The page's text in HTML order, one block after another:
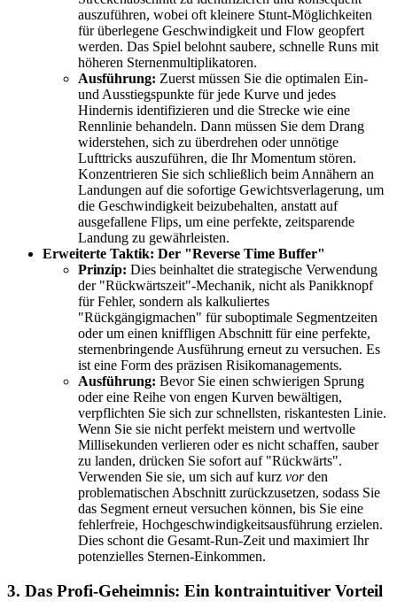
auszuführen, wobei oft kleinere Stunt-Möglichkeiten
für überlegene Geschwindigkeit und Flow geopfert
werden. Das Spiel belohnt saubere, schnelle Runs mit
höheren Sternenmultiplikatoren.
Ausführung: Zuerst müssen Sie die optimalen Ein-
und Ausstiegspunkte für jede Kurve und jedes
Hindernis identifizieren und die Strecke wie eine
Rennlinie behandeln. Dann müssen Sie dem Drang
widerstehen, sich zu überdrehen oder unnötige
Lufttricks auszuführen, die Ihr Momentum stören.
Konzentrieren Sie sich schließlich beim Annähern an
Landungen auf die sofortige Gewichtsverlagerung, um
die Geschwindigkeit beizubehalten, anstatt auf
ausgefallene Flips, um eine perfekte, zeitsparende
Landung zu gewährleisten.
Erweiterte Taktik: Der "Reverse Time Buffer"
Prinzip: Dies beinhaltet die strategische Verwendung
der "Rückwärtszeit"-Mechanik, nicht als Panikknopf
für Fehler, sondern als kalkuliertes
"Rückgängigmachen" für suboptimale Segmentzeiten
oder um einen kniffligen Abschnitt für eine perfekte,
sternenbringende Ausführung erneut zu versuchen. Es
ist eine Form des präzisen Risikomanagements.
Ausführung: Bevor Sie einen schwierigen Sprung
oder eine Reihe von engen Kurven bewältigen,
verpflichten Sie sich zur schnellsten, riskantesten Linie.
Wenn Sie sie nicht perfekt meistern und wertvolle
Millisekunden verlieren oder es nicht schaffen, sauber
zu landen, drücken Sie sofort auf "Rückwärts".
Verwenden Sie sie, um sich auf kurz vorden
problematischen Abschnitt zurückzusetzen, sodass Sie
das Segment erneut versuchen können, bis Sie eine
fehlerfreie, Hochgeschwindigkeitsausführung erzielen.
Dies schont die Gesamt-Run-Zeit und maximiert Ihr
potenzielles Sternen-Einkommen.
3. Das Profi-Geheimnis: Ein kontraintuitiver Vorteil